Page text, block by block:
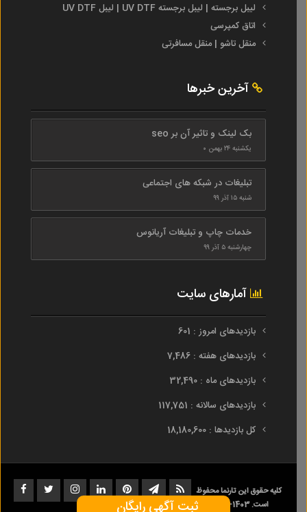
لیبل برجسته | لیبل برجسته UV DTF | لیبل UV DTF
اتاق کمپرسی
منقل تاشو | منقل مسافرتی
آخرین خبرها
بک لینک و تاثیر آن بر seo
یکشنبه ۲۴ بهمن ۰
تبلیغات در شبکه های اجتماعی
شنبه ۱۵ آذر ۹۹
خدمات چاپ و تبلیغات آریانوس
چهارشنبه ۵ آذر ۹۹
آمارهای سایت
بازدیدهای امروز : 601
بازدیدهای هفته : 7,486
بازدیدهای ماه : 32,490
بازدیدهای سالانه : 117,751
کل بازدیدها : 18,180,600
کلیه حقوق این تارنما محفوظ
است. 1403-1393
ثبت آگهی رایگان